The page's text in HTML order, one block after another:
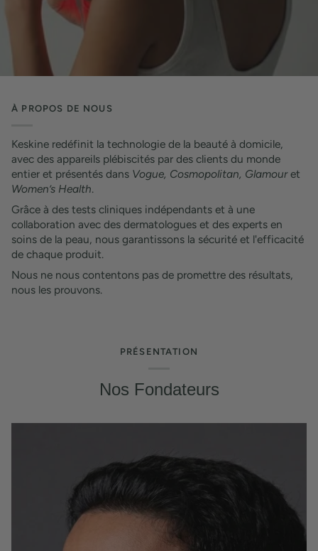
À PROPOS DE NOUS
Keskine redéfinit la technologie de la beauté à domicile,
avec des appareils plébiscités par des clients du monde
entier et présentés dans Vogue, Cosmopolitan, Glamouret
Women’s Health.
Grâce à des tests cliniques indépendants et à une
collaboration avec des dermatologues et des experts en
soins de la peau, nous garantissons la sécurité et l'efficacité
de chaque produit.
Nous ne nous contentons pas de promettre des résultats,
nous les prouvons.
PRÉSENTATION
Nos Fondateurs